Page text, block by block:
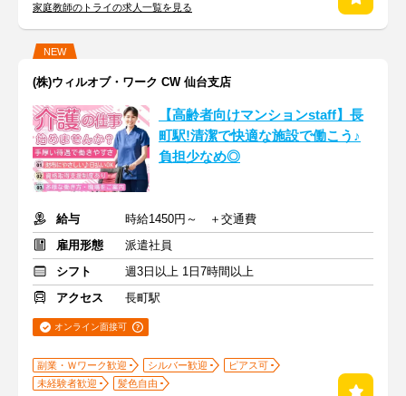
家庭教師のトライの求人一覧を見る
NEW
(株)ウィルオブ・ワーク CW 仙台支店
【高齢者向けマンションstaff】長
町駅!清潔で快適な施設で働こう♪
負担少なめ◎
給与
時給1450円～ ＋交通費
雇用形態
派遣社員
シフト
週3日以上 1日7時間以上
アクセス
長町駅
オンライン面接可
副業・Ｗワーク歓迎 シルバー歓迎
ピアス可
未経験者歓迎
髪色自由